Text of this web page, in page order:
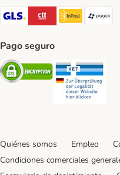
GLS Shipping Method
CTTExpressInPost
Pago seguro
Security
Quiénes somos Empleo
Condiciones comerciales